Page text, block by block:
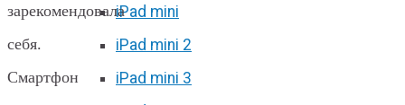
iPad mini
iPad mini 2
iPad mini 3
зарекомендовала
себя.
Смартфон